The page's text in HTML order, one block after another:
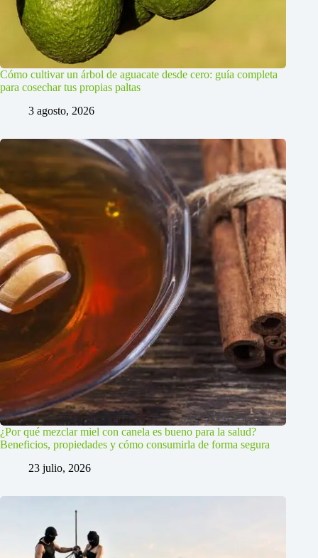
Cómo cultivar un árbol de aguacate desde cero: guía completa
para cosechar tus propias paltas
3 agosto, 2026
¿Por qué mezclar miel con canela es bueno para la salud?
Beneficios, propiedades y cómo consumirla de forma segura
23 julio, 2026